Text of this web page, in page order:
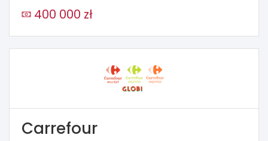
400 000 zł
Carrefour